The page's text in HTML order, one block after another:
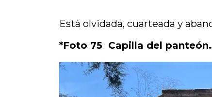
Está olvidada, cuarteada y
*Foto 75 Capilla del